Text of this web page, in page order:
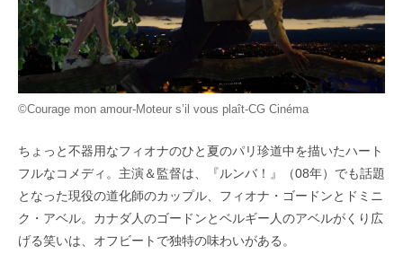
©Courage mon amour-Moteur s’il vous plaît-CG Cinéma
ちょっと不器用なフィオナのひと夏のパリ珍道中を描いたハート
フルなコメディ。主演＆監督は、『ルンバ！』（08年）でも話題
となった現役の道化師のカップル、フィオナ・ゴードンとドミニ
ク・アベル。カナダ人のゴードンとベルギー人のアベルがくり広
げる笑いは、オフビートで独特の味わいがある。